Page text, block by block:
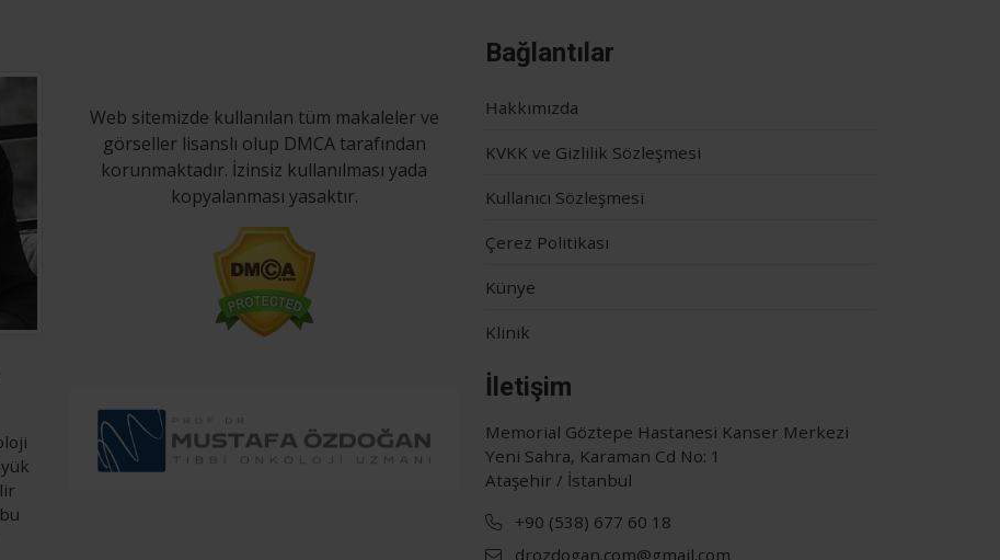
Web sitemizde kullanılan tüm makaleler ve
görseller lisanslı olup DMCA tarafından
korunmaktadır. İzinsiz kullanılması yada
kopyalanması yasaktır.
Bağlantılar
Hakkımızda
KVKK ve Gizlilik Sözleşmesi
Kullanıcı Sözleşmesi
Çerez Politikası
Künye
Klinik
İletişim
Memorial Göztepe Hastanesi Kanser Merkezi
Yeni Sahra, Karaman Cd No: 1
Ataşehir / İstanbul
+90 (538) 677 60 18
drozdogan.com@gmail.com